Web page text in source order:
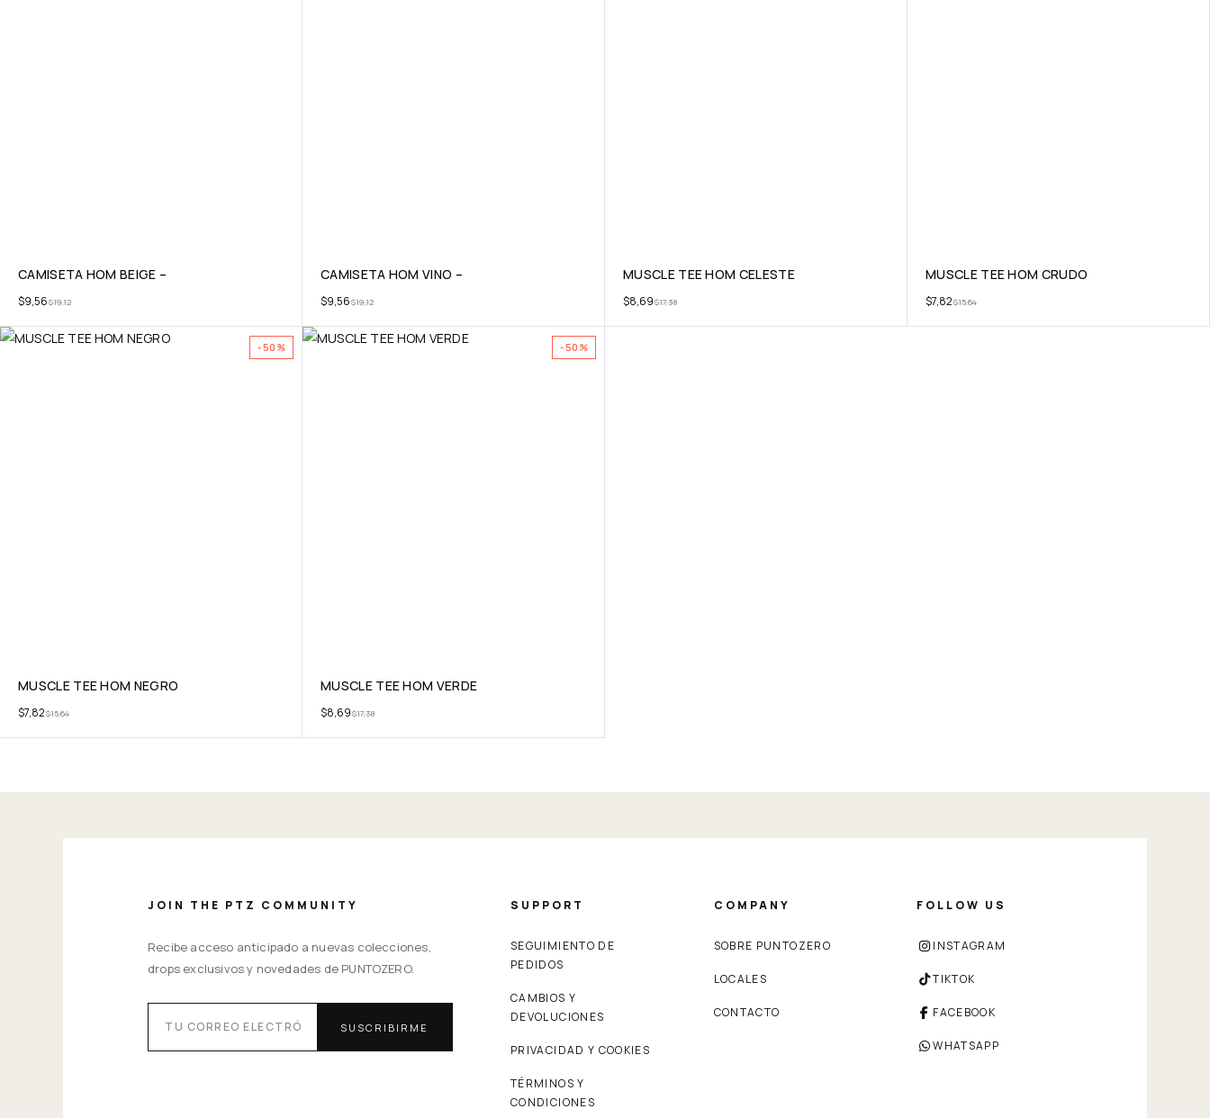
CAMISETA HOM BEIGE –
$19,12
$9,56
CAMISETA HOM VINO –
$19,12
$9,56
MUSCLE TEE HOM CELESTE
$17,38
$8,69
MUSCLE TEE HOM CRUDO
$15,64
$7,82
-50%
MUSCLE TEE HOM NEGRO
$15,64
$7,82
-50%
MUSCLE TEE HOM VERDE
$17,38
$8,69
JOIN THE PTZ COMMUNITY
Recibe acceso anticipado a nuevas colecciones,
drops exclusivos y novedades de PUNTOZERO.
SUSCRIBIRME
SUPPORT
SEGUIMIENTO DE
PEDIDOS
CAMBIOS Y
DEVOLUCIONES
PRIVACIDAD Y COOKIES
TÉRMINOS Y
CONDICIONES
COMPANY
SOBRE PUNTOZERO
LOCALES
CONTACTO
FOLLOW US
INSTAGRAM
TIKTOK
FACEBOOK
WHATSAPP